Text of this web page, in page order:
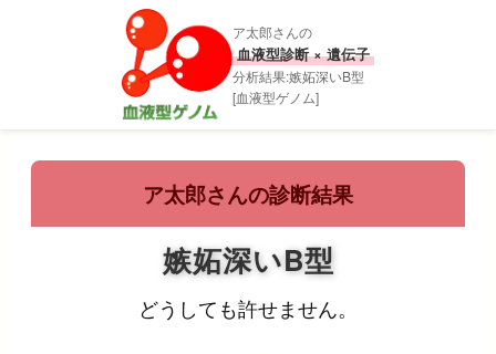
ア太郎さんの
血液型診断 × 遺伝子
分析結果:嫉妬深いB型
[血液型ゲノム]
ア太郎さんの診断結果
嫉妬深いB型
どうしても許せません。